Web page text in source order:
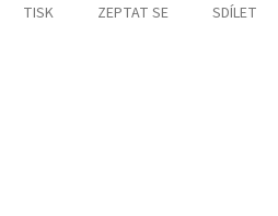
TISK ZEPTAT SE SDÍLET